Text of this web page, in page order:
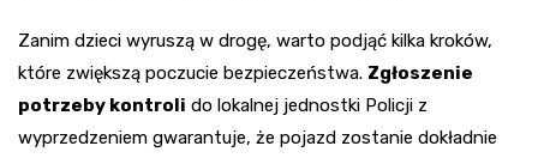
Zanim dzieci wyruszą w drogę, warto podjąć kilka kroków,
które zwiększą poczucie bezpieczeństwa. Zgłoszenie
potrzeby kontroli do lokalnej jednostki Policji z
wyprzedzeniem gwarantuje, że pojazd zostanie dokładnie